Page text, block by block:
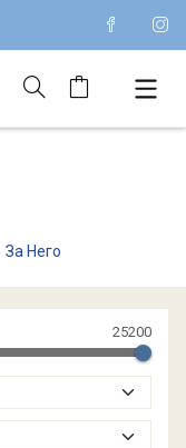
За Него
25200